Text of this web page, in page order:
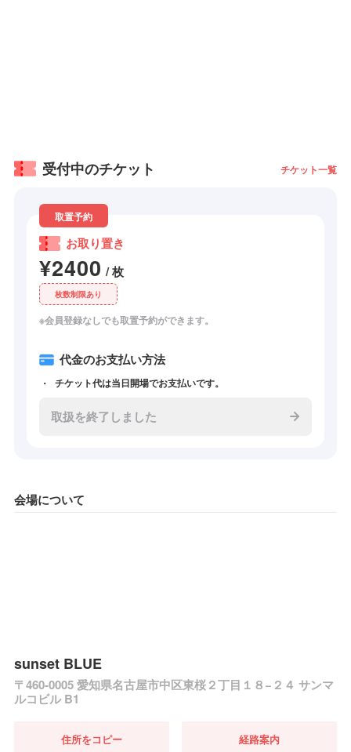
受付中のチケット チケット一覧
取置予約
お取り置き
¥2400 / 枚
枚数制限あり
※会員登録なしでも取置予約ができます。
代金のお支払い方法
チケット代は当日開場でお支払いです。
取扱を終了しました
会場について
sunset BLUE
〒460-0005 愛知県名古屋市中区東桜２丁目１８−２４ サンマ
ルコビル B1
住所をコピー 経路案内